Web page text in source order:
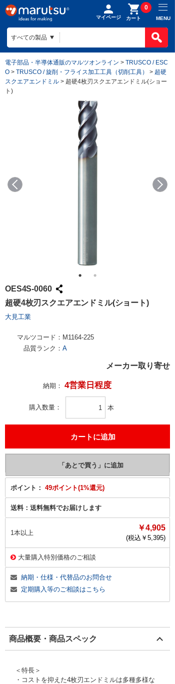
マイページ カート
0
MENU
電子部品・半導体通販のマルツオンライン > TRUSCO / ESC
O > TRUSCO / 旋削・フライス加工工具（切削工具） > 超硬
スクエアエンドミル > 超硬4枚刃スクエアエンドミル(ショー
ト)
OES4S-0060
超硬4枚刃スクエアエンドミル(ショート)
大見工業
マルツコード： M1164-225
品質ランク： A
メーカー取り寄せ
納期： 4営業日程度
購入数量 本
ポイント： 49ポイント(1%還元)
送料： 送料無料でお届けします
1本以上
￥4,905
(税込￥ 5,395)
大量購入特別価格のご相談
納期・仕様・代替品のお問合せ
定期購入等のご相談はこちら
商品概要・商品スペック
＜特長＞
・コストを抑えた4枚刃エンドミルは多種多様な